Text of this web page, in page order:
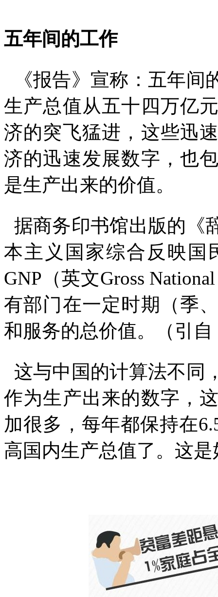
五年间的工作
《报告》宣称：五年
生产总值从五十四万亿
济的突飞猛进，这些迅
济的迅速发展数字，也
是生产出来的价值。
据商务印书馆出版的《
本主义国家综合反映国
GNP （英文Gross
有部门在一定时期（季
和服务的总价值。（引
这与中国的计算法不同
作为生产出来的数字，
加很多，每年都保持在
高国内生产总值了。这